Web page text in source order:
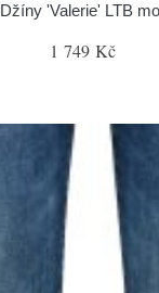
Džíny 'Valerie' LTB
1 749 Kč